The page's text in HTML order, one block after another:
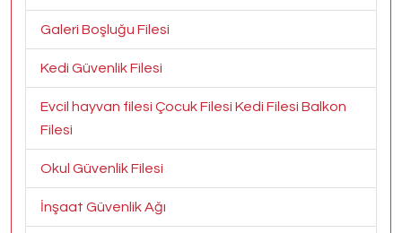
Galeri Boşluğu Filesi
Kedi Güvenlik Filesi
Evcil hayvan filesi Çocuk Filesi Kedi Filesi Balkon
Filesi
Okul Güvenlik Filesi
İnşaat Güvenlik Ağı